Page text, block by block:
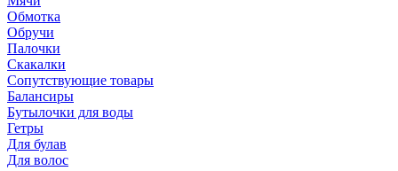
Обмотка
Обручи
Палочки
Скакалки
Сопутствующие товары
Балансиры
Бутылочки для воды
Гетры
Для булав
Для волос